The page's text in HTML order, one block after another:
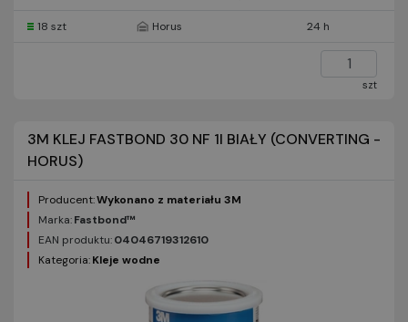
18 szt Horus 24 h
szt
3M KLEJ FASTBOND 30 NF 1l BIAŁY (CONVERTING -
HORUS)
Producent:Wykonano z materiału 3M
Marka:Fastbond™
EAN produktu:04046719312610
Kategoria:Kleje wodne